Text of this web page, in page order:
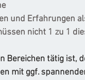
und Erfahrungen
nicht 1 zu 1
Bereichen tätig ist,
mit ggf.